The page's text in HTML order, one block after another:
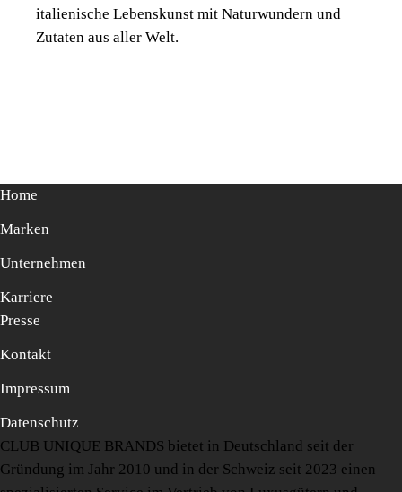
italienische Lebenskunst mit Naturwundern und
Zutaten aus aller Welt.
Home
Marken
Unternehmen
Karriere
Presse
Kontakt
Impressum
Datenschutz
CLUB UNIQUE BRANDS bietet in Deutschland seit der
Gründung im Jahr 2010 und in der Schweiz seit 2023 einen